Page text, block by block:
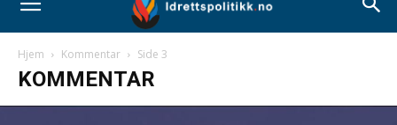
Hjem Kommentar Side 3
KOMMENTAR